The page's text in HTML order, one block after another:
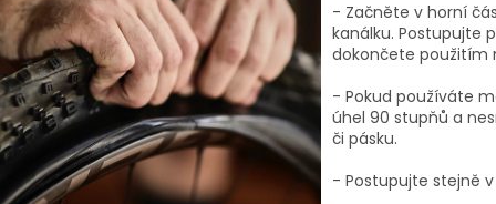
- Začněte v horní
kanálku. Postupujte
dokončete použitím
- Pokud používáte
úhel 90 stupňů a
či pásku.
- Postupujte stejně